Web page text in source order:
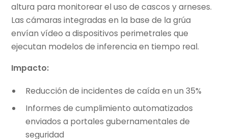
altura para monitorear el uso de cascos y arneses.
Las cámaras integradas en la base de la grúa
envían vídeo a dispositivos perimetrales que
ejecutan modelos de inferencia en tiempo real.
Impacto:
Reducción de incidentes de caída en un 35%
Informes de cumplimiento automatizados
enviados a portales gubernamentales de
seguridad